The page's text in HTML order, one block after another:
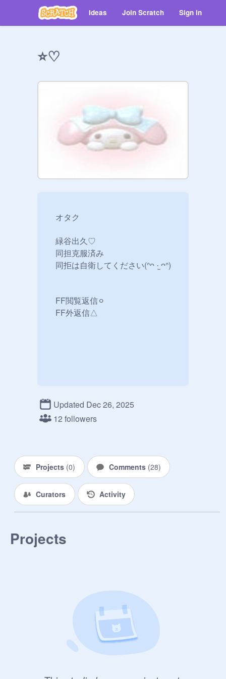
Ideas Join Scratch Sign in
⭐️♡
オタク
緑谷出久♡
同担克服済み
同拒は自衛してください(ᐢᴖ ·̫ ᴖᐢ)
FF閲覧返信⚪︎
FF外返信△
Updated Dec 26, 2025
12 followers
Projects (0) Comments (28)
Curators Activity
Projects